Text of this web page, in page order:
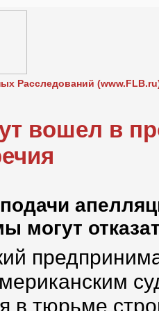
Расследований
вошел в
могут
в тюрьме